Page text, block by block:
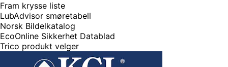
Fram krysse liste
LubAdvisor smøretabell
Norsk Bildelkatalog
EcoOnline Sikkerhet Datablad
Trico produkt velger